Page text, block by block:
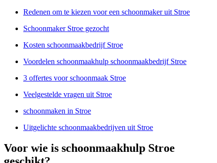
Redenen om te kiezen voor een schoonmaker uit Stroe
Schoonmaker Stroe gezocht
Kosten schoonmaakbedrijf Stroe
Voordelen schoonmaakhulp schoonmaakbedrijf Stroe
3 offertes voor schoonmaak Stroe
Veelgestelde vragen uit Stroe
schoonmaken in Stroe
Uitgelichte schoonmaakbedrijven uit Stroe
Voor wie is schoonmaakhulp Stroe